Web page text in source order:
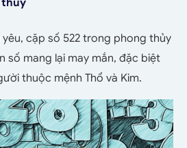
thủy
yêu, cặp số 522 trong phong thủy
số mang lại may mắn, đặc biệt
thuộc mệnh Thổ và Kim.